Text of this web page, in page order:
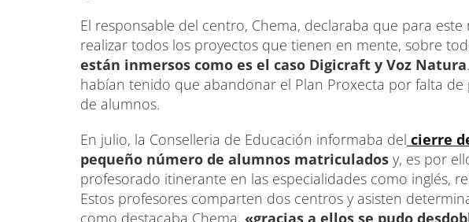
El responsable del centro, Chema, declaraba que para este
realizar todos los proyectos que tienen en mente, sobre
están inmersos como es el caso Digicraft y Voz Natura
habían tenido que abandonar el Plan Proxecta por falta
de alumnos.
En julio, la Conselleria de Educación informaba del cierre
pequeño número de alumnos matriculados y, es por
profesorado itinerante en las especialidades como inglés,
Estos profesores comparten dos centros y asisten
como destacaba Chema, «gracias a ellos se pudo